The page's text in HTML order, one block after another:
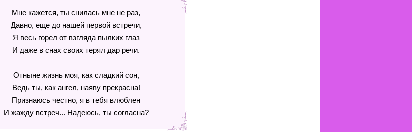
Мне кажется, ты снилась мне не раз,
Давно, еще до нашей первой встречи,
Я весь горел от взгляда пылких глаз
И даже в снах своих терял дар речи.
Отныне жизнь моя, как сладкий сон,
Ведь ты, как ангел, наяву прекрасна!
Признаюсь честно, я в тебя влюблен
И жажду встреч... Надеюсь, ты согласна?